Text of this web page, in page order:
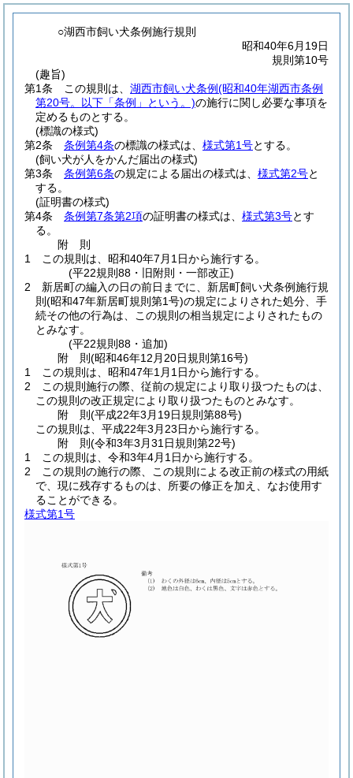
○湖西市飼い犬条例施行規則
昭和40年6月19日
規則第10号
(趣旨)
第1条
この規則は、 湖西市飼い犬条例(昭和40年湖西市条例
第20号。以下「条例」という。)の施行に関し必要な事項を
定めるものとする。
(標識の様式)
第2条
条例第4条の標識の様式は、 様式第1号とする。
(飼い犬が人をかんだ届出の様式)
第3条
条例第6条の規定による届出の様式は、 様式第2号と
する。
(証明書の様式)
第4条
条例第7条第2項の証明書の様式は、 様式第3号とす
る。
附 則
1
この規則は、昭和40年7月1日から施行する。
(平22規則88・旧附則・一部改正)
2
新居町の編入の日の前日までに、新居町飼い犬条例施行規
則 (昭和47年新居町規則第1号)の規定によりされた処分、手
続その他の行為は、この規則の相当規定によりされたもの
とみなす。
(平22規則88・追加)
附 則(昭和46年12月20日規則第16号)
1
この規則は、昭和47年1月1日から施行する。
2
この規則施行の際、従前の規定により取り扱つたものは、
この規則の改正規定により取り扱つたものとみなす。
附 則(平成22年3月19日規則第88号)
この規則は、平成22年3月23日から施行する。
附 則(令和3年3月31日規則第22号)
1
この規則は、令和3年4月1日から施行する。
2
この規則の施行の際、この規則による改正前の様式の用紙
で、現に残存するものは、所要の修正を加え、なお使用す
ることができる。
様式第1号